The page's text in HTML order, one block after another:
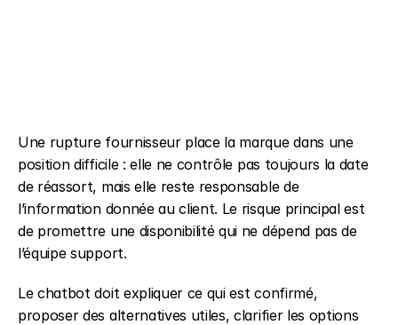
Une rupture fournisseur place la marque dans une
position difficile : elle ne contrôle pas toujours la date
de réassort, mais elle reste responsable de
l’information donnée au client. Le risque principal est
de promettre une disponibilité qui ne dépend pas de
l’équipe support.
Le chatbot doit expliquer ce qui est confirmé,
proposer des alternatives utiles, clarifier les options